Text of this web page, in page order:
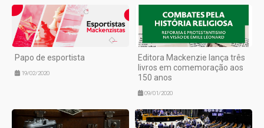
Papo de esportista
19/02/2020
Editora Mackenzie lança três
livros em comemoração aos
150 anos
09/01/2020